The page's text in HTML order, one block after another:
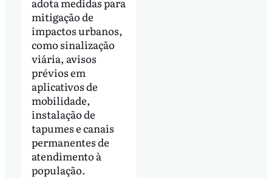
mitigação de
impactos urbanos,
como sinalização
viária, avisos
prévios em
aplicativos de
mobilidade,
instalação de
tapumes e canais
permanentes de
atendimento à
população.